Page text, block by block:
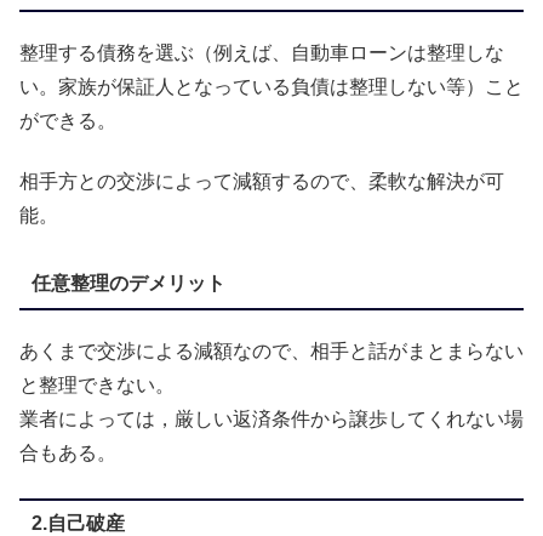
整理する債務を選ぶ（例えば、自動車ローンは整理しな
い。家族が保証人となっている負債は整理しない等）こと
ができる。
相手方との交渉によって減額するので、柔軟な解決が可
能。
任意整理のデメリット
あくまで交渉による減額なので、相手と話がまとまらない
と整理できない。
業者によっては，厳しい返済条件から譲歩してくれない場
合もある。
2.自己破産